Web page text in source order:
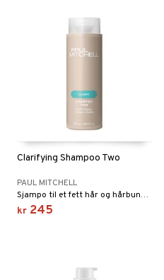
Clarifying Shampoo Two
PAUL MITCHELL
Sjampo til et fett hår og hårbunn som rengjør dypt og gir fyldighet.
kr 245